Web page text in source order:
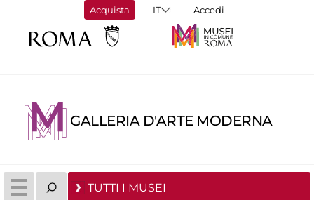
Acquista Accedi
GALLERIA D'ARTE MODERNA
TUTTI I MUSEI